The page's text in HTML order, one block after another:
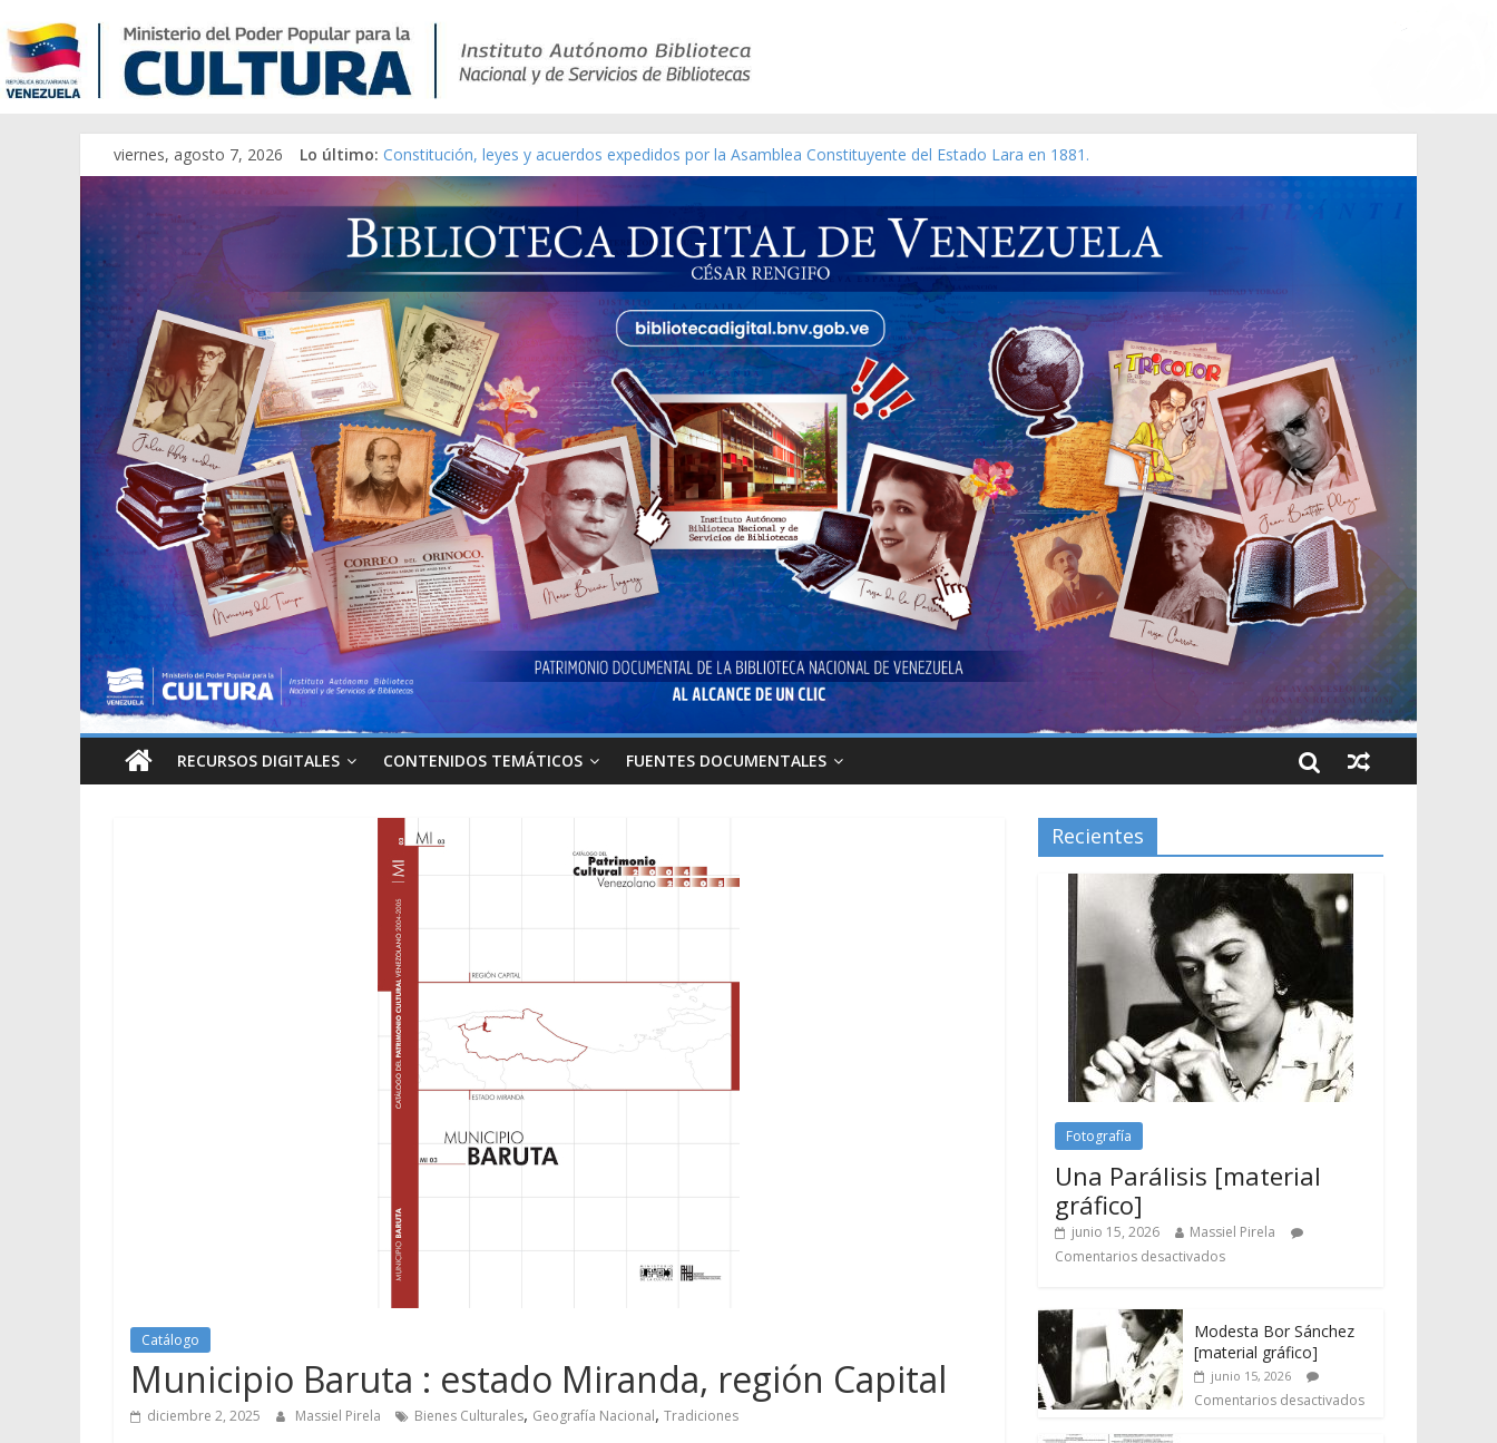
viernes, agosto 7, 2026 Lo último: Constitución, leyes y acuerdos expedidos por la Asamblea Constituyente del Estado Lara en 1881.
Una Parálisis [material gráfico]
Modesta Bor Sánchez [material gráfico]
Gaceta Oficial de la República de Venezuela año CXXXIII Mes V, Caracas 09 de marzo de 2006 N° 38.394
Catálogo temático de obras de Modesta Bor
RECURSOS DIGITALES CONTENIDOS TEMÁTICOS FUENTES DOCUMENTALES
Catálogo
Municipio Baruta : estado Miranda, región Capital
diciembre 2, 2025 Massiel Pirela Bienes Culturales, Geografía Nacional, Tradiciones
Recientes
Fotografía
Una Parálisis [material
gráfico]
junio 15, 2026
Massiel Pirela
Comentarios desactivados
Modesta Bor Sánchez
[material gráfico]
junio 15, 2026
Comentarios desactivados